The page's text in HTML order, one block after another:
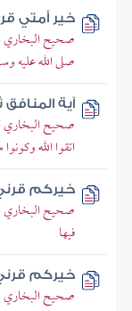
خير أمتي
صحيح البخاري
صلى الله عليه
آية المنافق
صحيح البخاري >
اتقوا الله
خيركم
صحيح البخاري
فيها
خيركم
صحيح البخاري